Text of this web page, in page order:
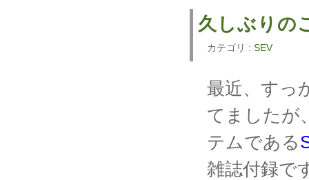
久しぶりの
カテゴリ : SEV
最近、すっ
てましたが
テムである
雑誌付録で